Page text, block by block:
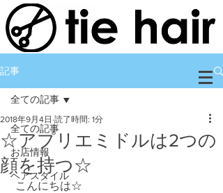
記事
全ての記事
お店情報
ヘアスタイル
全ての記事
☆アプリエミドルは2つの
顔を持つ☆
2018年9月4日 読了時間: 1分
こんにちは☆